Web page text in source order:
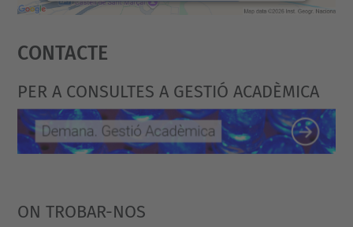
powered by
Contacte
PER A CONSULTES A GESTIÓ ACADÈMICA
ON TROBAR-NOS